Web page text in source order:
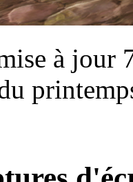
à jour